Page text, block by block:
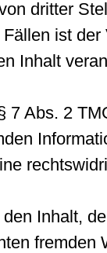
dritter
ist
Inhalt
7 Abs. 2
Inhalt,
fremden